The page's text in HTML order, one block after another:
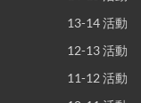
13-14 活動
12-13 活動
11-12 活動